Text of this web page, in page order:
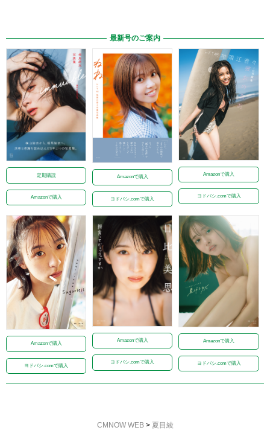
最新号のご案内
定期購読
Amazonで購入
Amazonで購入
ヨドバシ.comで購入
Amazonで購入
ヨドバシ.comで購入
Amazonで購入
ヨドバシ.comで購入
Amazonで購入
ヨドバシ.comで購入
Amazonで購入
ヨドバシ.comで購入
CMNOW WEB> 夏目綾